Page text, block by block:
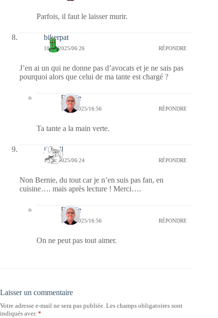
Parfois, il faut le laisser murir.
bikerpat
10/06/2025/06:26 RÉPONDRE
J’en ai un qui ne donne pas d’avocats et je ne sais pas
pourquoi alors que celui de ma tante est chargé ?
Bernie
11/06/2025/16:56 RÉPONDRE
Ta tante a la main verte.
jill bill
10/06/2025/06:24 RÉPONDRE
Non Bernie, du tout car je n’en suis pas fan, en
cuisine…. mais après lecture ! Merci….
Bernie
11/06/2025/16:56 RÉPONDRE
On ne peut pas tout aimer.
Laisser un commentaire
Votre adresse e-mail ne sera pas publiée. Les champs obligatoires sont
indiqués avec *